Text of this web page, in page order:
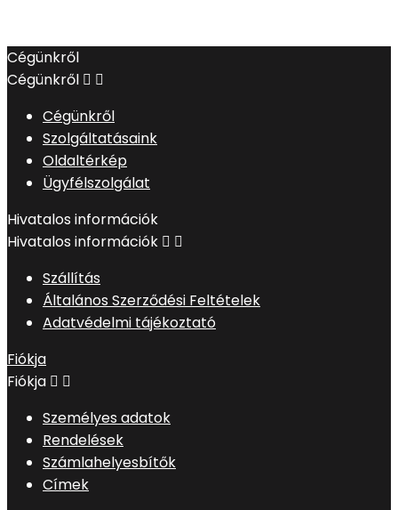
Cégünkről
Cégünkről  
Cégünkről
Szolgáltatásaink
Oldaltérkép
Ügyfélszolgálat
Hivatalos információk
Hivatalos információk  
Szállítás
Általános Szerződési Feltételek
Adatvédelmi tájékoztató
Fiókja
Fiókja  
Személyes adatok
Rendelések
Számlahelyesbítők
Címek